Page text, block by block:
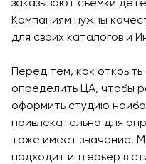
Компаниям нужны
для своих каталогов и
Перед тем, как
определить ЦА, чтобы
оформить студию
привлекательно для
тоже имеет значение.
подходит интерьер в